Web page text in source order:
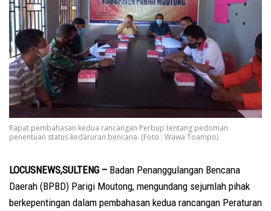
Rapat pembahasan kedua rancangan Perbup tentang pedoman
penentuan status kedaruran bencana. (Foto : Wawa Toampo)
LOCUSNEWS,SULTENG – Badan Penanggulangan Bencana
Daerah (BPBD) Parigi Moutong, mengundang sejumlah pihak
berkepentingan dalam pembahasan kedua rancangan Peraturan